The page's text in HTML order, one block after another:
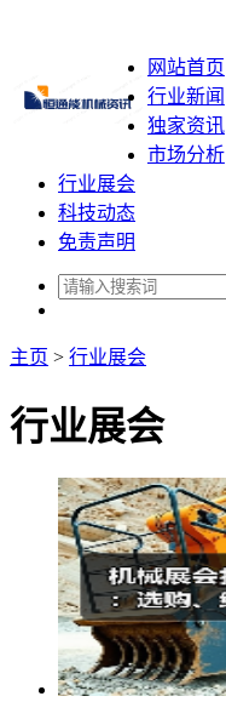
网站首页
行业新闻
独家资讯
市场分析
行业展会
科技动态
免责声明
主页 > 行业展会
行业展会